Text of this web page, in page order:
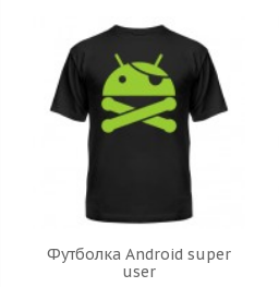
Футболка Android super
user